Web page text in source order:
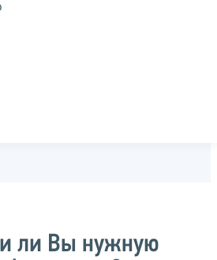
ли Вы нужную